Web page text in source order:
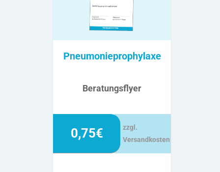
Pneumonieprophylaxe
Beratungsflyer
0,75€
zzgl.
Versandkosten